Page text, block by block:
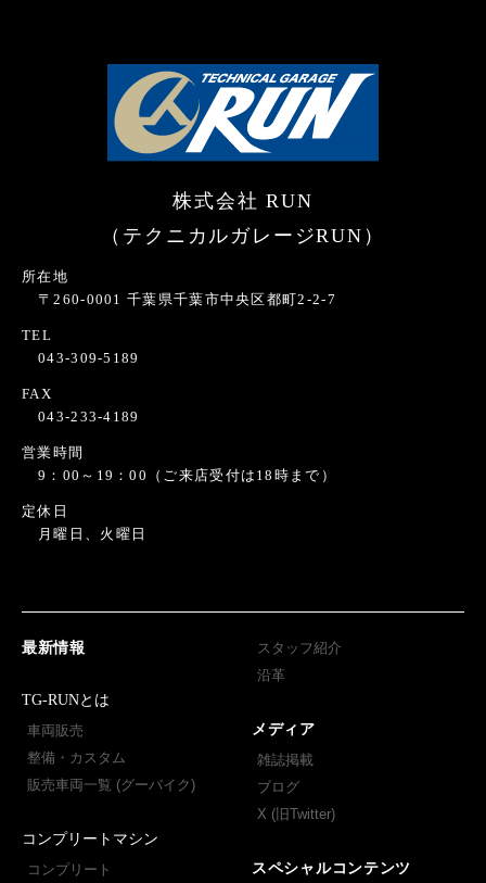
株式会社 RUN
（テクニカルガレージRUN）
所在地
〒260-0001 千葉県千葉市中央区都町2-2-7
TEL
043-309-5189
FAX
043-233-4189
営業時間
9：00～19：00（ご来店受付は18時まで）
定休日
月曜日、火曜日
最新情報
TG-RUNとは
車両販売
整備・カスタム
販売車両一覧 (グーバイク)
コンプリートマシン
コンプリート
スタッフ紹介
沿革
メディア
雑誌掲載
ブログ
X (旧Twitter)
スペシャルコンテンツ